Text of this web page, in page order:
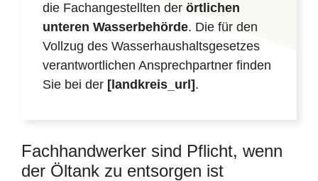
die Fachangestellten der örtlichen
unteren Wasserbehörde. Die für den
Vollzug des Wasserhaushaltsgesetzes
verantwortlichen Ansprechpartner finden
Sie bei der [landkreis_url] .
Fachhandwerker sind Pflicht, wenn
der Öltank zu entsorgen ist